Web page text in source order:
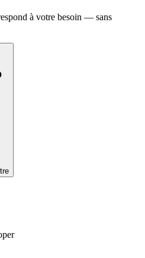
à votre besoin — sans